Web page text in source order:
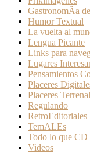
GastronomÃ­a
Humor Textual
La vuelta al
Lengua Picante
Links para
Lugares
Pensamientos
Placeres
Placeres
Regulando
RetroEditoriales
TemALEs
Todo lo que CD
Videos